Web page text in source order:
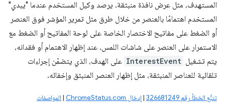
المستهدف، مثل عرض نافذة منبثقة. يرصد وكيل المستخدم عندما "يبدي"
المستخدم اهتمامًا بالعنصر من خلال طرق مثل تمرير المؤشر فوق العنصر
أو الضغط على مفاتيح الاختصار الخاصة على لوحة المفاتيح أو الضغط مع
الاستمرار على العنصر على شاشات اللمس. عند إظهار الاهتمام أو فقدانه،
يتم تشغيل InterestEvent على الهدف، الذي يتضمّن إجراءات
تلقائية للعناصر المنبثقة، مثل إظهار العنصر المنبثق وإخفائه.
تتبُّع الخطأ رقم 326681249 |إدخال ChromeStatus.com |المواصفات